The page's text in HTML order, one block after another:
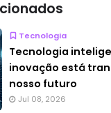
Tecnologia
Tecnologia
inovação está
nosso futuro
Jul 08, 2026